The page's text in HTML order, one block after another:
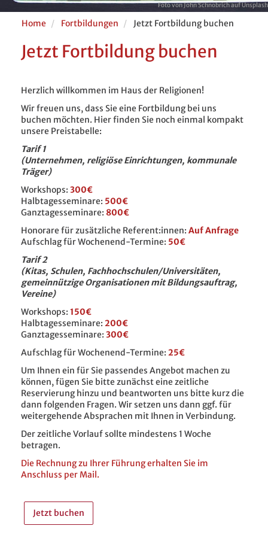
Home Fortbildungen Jetzt Fortbildung buchen
Jetzt Fortbildung buchen
Foto von John Schnobrich auf Unsplash
Herzlich willkommen im Haus der Religionen!
Wir freuen uns, dass Sie eine Fortbildung bei uns
buchen möchten. Hier finden Sie noch einmal kompakt
unsere Preistabelle:
Tarif 1
(Unternehmen, religiöse Einrichtungen, kommunale
Träger)
Workshops: 300€
Halbtagesseminare: 500€
Ganztagesseminare: 800€
Honorare für zusätzliche Referent:innen: Auf Anfrage
Aufschlag für Wochenend-Termine: 50€
Tarif 2
(Kitas, Schulen, Fachhochschulen/Universitäten,
gemeinnützige Organisationen mit Bildungsauftrag,
Vereine)
Workshops: 150€
Halbtagesseminare: 200€
Ganztagesseminare: 300€
Aufschlag für Wochenend-Termine: 25€
Um Ihnen ein für Sie passendes Angebot machen zu
können, fügen Sie bitte zunächst eine zeitliche
Reservierung hinzu und beantworten uns bitte kurz die
dann folgenden Fragen. Wir setzen uns dann ggf. für
weitergehende Absprachen mit Ihnen in Verbindung.
Der zeitliche Vorlauf sollte mindestens 1 Woche
betragen.
Die Rechnung zu Ihrer Führung erhalten Sie im
Anschluss per Mail.
Jetzt buchen